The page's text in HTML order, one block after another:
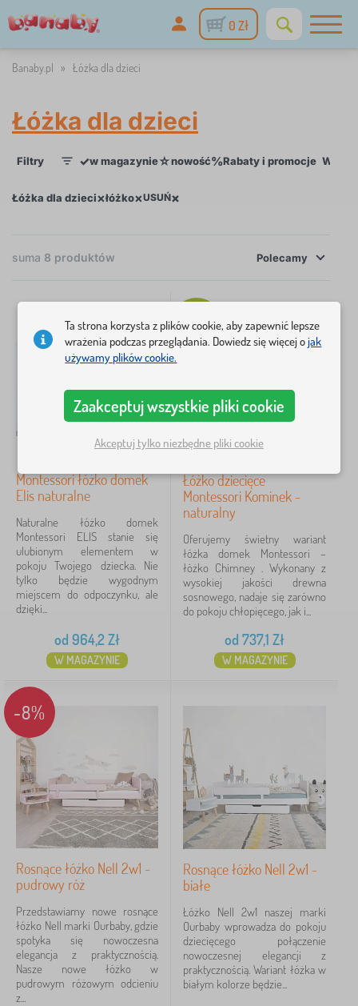
0 Zł
Banaby.pl » Łóżka dla dzieci
Łóżka dla dzieci
Filtry ✓w magazynie☆nowość%Rabaty i promocje
×
Wymiar łóżka
140x70 cm
160x80 cm
200x90 cm
6
160x70 cm
140x80 cm
więcej
Dodatkowe cechy łóżka
✓ łóżko
z barierką
89
z szufladą
48
bez nadruku
24
z rusztem
24
piętrowe
z domkiem
17
Łóżka dla dzieci×łóżko×USUŃ×
suma 8 produktów
Montessori łóżko domek
Elis naturalne
Naturalne łóżko domek
Montessori ELIS stanie się
ulubionym elementem w
pokoju Twojego dziecka. Nie
tylko będzie wygodnym
miejscem do odpoczynku, ale
dzięki...
od 964,2Zł
W MAGAZYNIE
Tip
Łóżko dziecięce
Montessori Kominek -
naturalny
Oferujemy świetny wariant
łóżka domek Montessori –
łóżko Chimney . Wykonany z
wysokiej jakości drewna
sosnowego, nadaje się zarówno
do pokoju chłopięcego, jak i...
od 737,1 Zł
W MAGAZYNIE
-8%
Rosnące łóżko Nell 2w1 -
pudrowy róż
Przedstawiamy nowe rosnące
łóżko Nell marki Ourbaby, gdzie
spotyka się nowoczesna
elegancja z praktycznością.
Nasze nowe łóżko w
pudrowym różowym odcieniu
z...
Rosnące łóżko Nell 2w1 -
białe
Łóżko Nell 2w1 naszej marki
Ourbaby wprowadza do pokoju
dziecięcego połączenie
nowoczesnej elegancji z
praktycznością. Wariant łóżka w
białym kolorze będzie...
Ta strona korzysta z plików cookie, aby zapewnić lepsze
wrażenia podczas przeglądania. Dowiedz się więcej ojak
używamy plików cookie.
Zaakceptuj wszystkie pliki cookie
Akceptuj tylko niezbędne pliki cookie